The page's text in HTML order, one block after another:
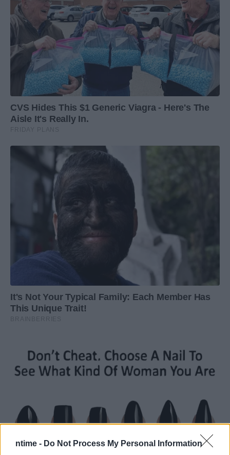
ntime - Do Not Process My Personal Information